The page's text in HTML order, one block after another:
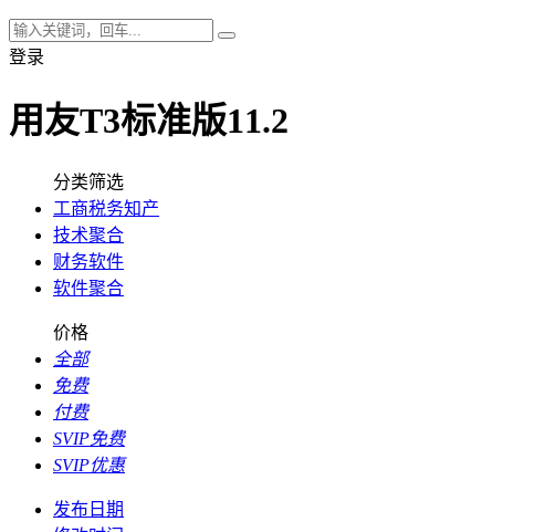
登录
用友T3标准版11.2
分类筛选
工商税务知产
技术聚合
财务软件
软件聚合
价格
全部
免费
付费
SVIP免费
SVIP优惠
发布日期